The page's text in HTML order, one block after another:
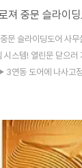
져 중문 슬라이딩
문 슬라이딩도어 사
시스템! 열린문 닫으
3연동 도어에 나사고
도어클로저/뉴슬라이
레일이 약간 뻑뻑
방식의 간단 설치! ▶방
서 3단으로 업그레이